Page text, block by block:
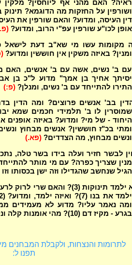
ראיה? האם מהני אף ליוחסין? מלקין
ושורפין על החזקות מה הדוגמא?
דין העיסה, ומדוע? והאם שורפין את
אופן לכו"ע שורפין עפ"י הרוב, ומדוע?
מקומות עשו מי שא"ב דעת לישאל
ומנין? באיזה משקין אין חוששין ומדוע?
ב' נשים, אשה עם ב' אנשים, האם
התירו להתייחד עם ב' נשים, ומנלן? (פ:)
בב' אנשים פרוצים? ומה הדין
שמוסרין לו ב' תלמידי חכמים שמא
ומתי בכ"ז חוששין? אנשים מבחוץ
ונשים מבחוץ, מה הצדדים? (פא.)
לבשר חזיר ועלה בידו בשר טלה,
הגיל שנחשב שהגדילו וזה ישן בכסותו
מי לא ילמד תינוקות (3)? והאם
ומה נאמר עליו? מדוע לא מעמידים
בגרע - מקיז דם (10)? מהי אומנות קלה ונקיה?
לתרומות והנצחות, ולקבלת המבחנים
תפנו ל: